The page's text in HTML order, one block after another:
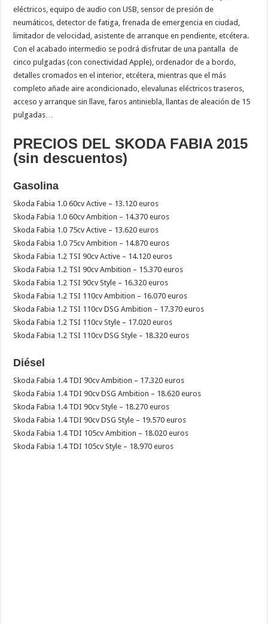
eléctricos, equipo de audio con USB, sensor de presión de
neumáticos, detector de fatiga, frenada de emergencia en ciudad,
limitador de velocidad, asistente de arranque en pendiente, etcétera.
Con el acabado intermedio se podrá disfrutar de una pantalla de
cinco pulgadas (con conectividad Apple), ordenador de a bordo,
detalles cromados en el interior, etcétera, mientras que el más
completo añade aire acondicionado, elevalunas eléctricos traseros,
acceso y arranque sin llave, faros antiniebla, llantas de aleación de 15
pulgadas…
PRECIOS DEL SKODA FABIA 2015
(sin descuentos)
Gasolina
Skoda Fabia 1.0 60cv Active – 13.120 euros
Skoda Fabia 1.0 60cv Ambition – 14.370 euros
Skoda Fabia 1.0 75cv Active – 13.620 euros
Skoda Fabia 1.0 75cv Ambition – 14.870 euros
Skoda Fabia 1.2 TSI 90cv Active – 14.120 euros
Skoda Fabia 1.2 TSI 90cv Ambition – 15.370 euros
Skoda Fabia 1.2 TSI 90cv Style – 16.320 euros
Skoda Fabia 1.2 TSI 110cv Ambition – 16.070 euros
Skoda Fabia 1.2 TSI 110cv DSG Ambition – 17.370 euros
Skoda Fabia 1.2 TSI 110cv Style – 17.020 euros
Skoda Fabia 1.2 TSI 110cv DSG Style – 18.320 euros
Diésel
Skoda Fabia 1.4 TDI 90cv Ambition – 17.320 euros
Skoda Fabia 1.4 TDI 90cv DSG Ambition – 18.620 euros
Skoda Fabia 1.4 TDI 90cv Style – 18.270 euros
Skoda Fabia 1.4 TDI 90cv DSG Style – 19.570 euros
Skoda Fabia 1.4 TDI 105cv Ambition – 18.020 euros
Skoda Fabia 1.4 TDI 105cv Style – 18.970 euros